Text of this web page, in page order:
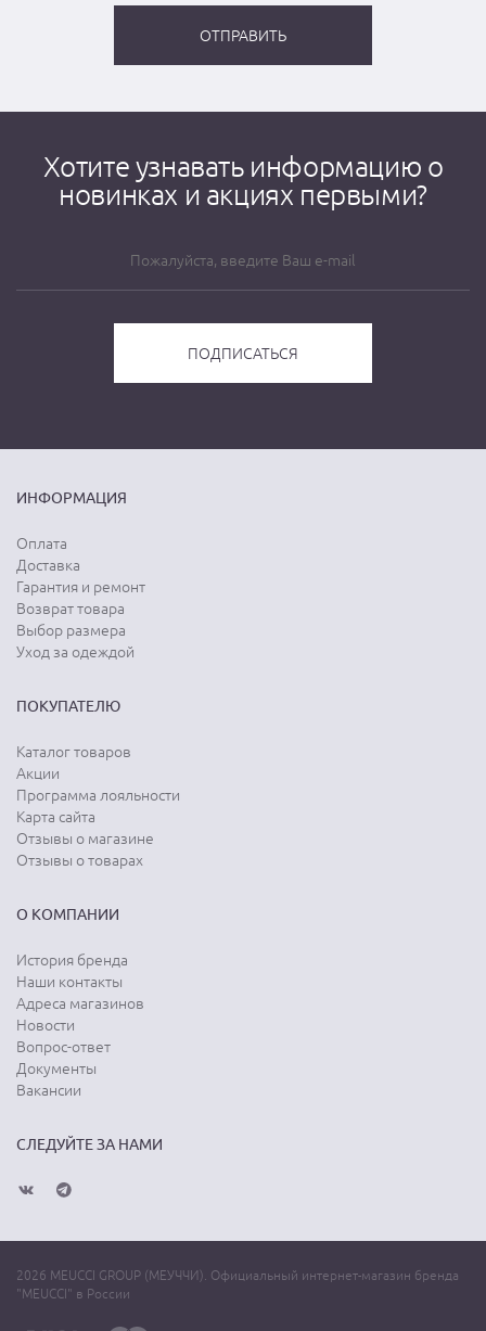
Хотите узнавать информацию о
новинках и акциях первыми?
ИНФОРМАЦИЯ
Оплата
Доставка
Гарантия и ремонт
Возврат товара
Выбор размера
Уход за одеждой
ПОКУПАТЕЛЮ
Каталог товаров
Акции
Программа лояльности
Карта сайта
Отзывы о магазине
Отзывы о товарах
О КОМПАНИИ
История бренда
Наши контакты
Адреса магазинов
Новости
Вопрос-ответ
Документы
Вакансии
СЛЕДУЙТЕ ЗА НАМИ
2026 MEUCCI GROUP (МЕУЧЧИ). Официальный интернет-магазин бренда
"MEUCCI" в России